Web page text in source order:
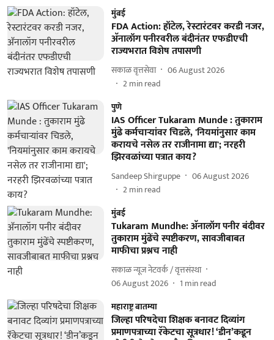
मुंबई
FDA Action: हॉटेल, रेस्टारंटवर करडी नजर,
अ‍ॅनालॉग पनीरवरील बंदीनंतर एफडीएची
राज्यभरात विशेष तपासणी
सकाळ वृत्तसेवा
06 August 2026
2min read
पुणे
IAS Officer Tukaram Munde : तुकाराम
मुंढे कर्मचाऱ्यांवर चिडले, 'नियमांनुसार काम
करायचे नसेल तर राजीनामा द्या'; नरहरी
झिरवळांच्या पत्रात काय?
Sandeep Shirguppe
06 August 2026
2min read
मुंबई
Tukaram Mundhe: अ‍ॅनालॉग पनीर बंदीवर
तुकाराम मुंढेंचे स्पष्टीकरण, सावजीबाबत
माफीचा प्रश्नच नाही
सकाळ न्यूज नेटवर्क / वृत्तसंस्था
06 August 2026
1 min read
महाराष्ट्र बातम्या
जिल्हा परिषदेचा शिक्षक बनावट दिव्यांग
प्रमाणपत्राच्या रॅकेटचा सूत्रधार! ‘डीन’कडून